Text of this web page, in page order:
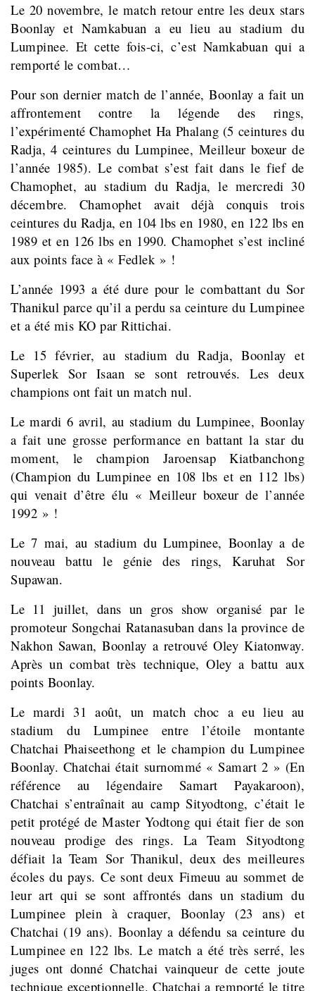
Le 20 novembre, le match retour entre les deux stars
Boonlay et Namkabuan a eu lieu au stadium du
Lumpinee. Et cette fois-ci, c’est Namkabuan qui a
remporté le combat…
Pour son dernier match de l’année, Boonlay a fait un
affrontement contre la légende des rings,
l’expérimenté Chamophet Ha Phalang (5 ceintures du
Radja, 4 ceintures du Lumpinee, Meilleur boxeur de
l’année 1985). Le combat s’est fait dans le fief de
Chamophet, au stadium du Radja, le mercredi 30
décembre. Chamophet avait déjà conquis trois
ceintures du Radja, en 104 lbs en 1980, en 122 lbs en
1989 et en 126 lbs en 1990. Chamophet s’est incliné
aux points face à « Fedlek » !
L’année 1993 a été dure pour le combattant du Sor
Thanikul parce qu’il a perdu sa ceinture du Lumpinee
et a été mis KO par Rittichai.
Le 15 février, au stadium du Radja, Boonlay et
Superlek Sor Isaan se sont retrouvés. Les deux
champions ont fait un match nul.
Le mardi 6 avril, au stadium du Lumpinee, Boonlay
a fait une grosse performance en battant la star du
moment, le champion Jaroensap Kiatbanchong
(Champion du Lumpinee en 108 lbs et en 112 lbs)
qui venait d’être élu « Meilleur boxeur de l’année
1992 » !
Le 7 mai, au stadium du Lumpinee, Boonlay a de
nouveau battu le génie des rings, Karuhat Sor
Supawan.
Le 11 juillet, dans un gros show organisé par le
promoteur Songchai Ratanasuban dans la province de
Nakhon Sawan, Boonlay a retrouvé Oley Kiatonway.
Après un combat très technique, Oley a battu aux
points Boonlay.
Le mardi 31 août, un match choc a eu lieu au
stadium du Lumpinee entre l’étoile montante
Chatchai Phaiseethong et le champion du Lumpinee
Boonlay. Chatchai était surnommé « Samart 2 » (En
référence au légendaire Samart Payakaroon),
Chatchai s’entraînait au camp Sityodtong, c’était le
petit protégé de Master Yodtong qui était fier de son
nouveau prodige des rings. La Team Sityodtong
défiait la Team Sor Thanikul, deux des meilleures
écoles du pays. Ce sont deux Fimeuu au sommet de
leur art qui se sont affrontés dans un stadium du
Lumpinee plein à craquer, Boonlay (23 ans) et
Chatchai (19 ans). Boonlay a défendu sa ceinture du
Lumpinee en 122 lbs. Le match a été très serré, les
juges ont donné Chatchai vainqueur de cette joute
technique exceptionnelle. Chatchai a remporté le titre